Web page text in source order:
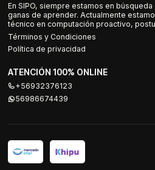
En SIPO, siempre estamos en
ganas de aprender. Actualmente
técnico en computación proactivo,
Términos y Condiciones
Política de privacidad
ATENCIÓN 100% ONLINE
+56932376123
56986674439